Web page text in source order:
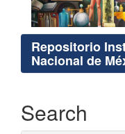
Repositorio
Nacional de
Search